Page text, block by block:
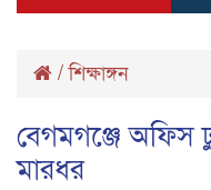
/শিক্ষাঙ্গন
বেগমগঞ্জে অফিস
মারধর